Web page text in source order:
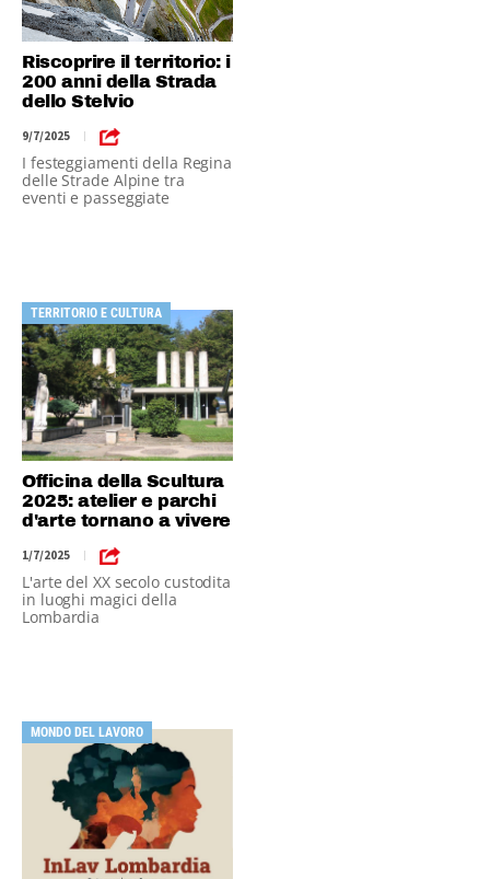
Riscoprire il territorio: i
200 anni della Strada
dello Stelvio
9/7/2025 |
I festeggiamenti della Regina
delle Strade Alpine tra
eventi e passeggiate
TERRITORIO E CULTURA
Officina della Scultura
2025: atelier e parchi
d'arte tornano a vivere
1/7/2025 |
L'arte del XX secolo custodita
in luoghi magici della
Lombardia
MONDO DEL LAVORO